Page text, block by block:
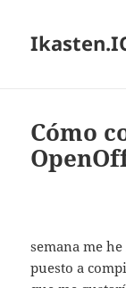
Cómo
semana me
puesto a